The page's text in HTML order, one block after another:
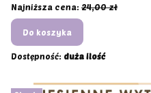
Najniższa cena: 24,00 zł
Do koszyka
Dostępność: duża ilość